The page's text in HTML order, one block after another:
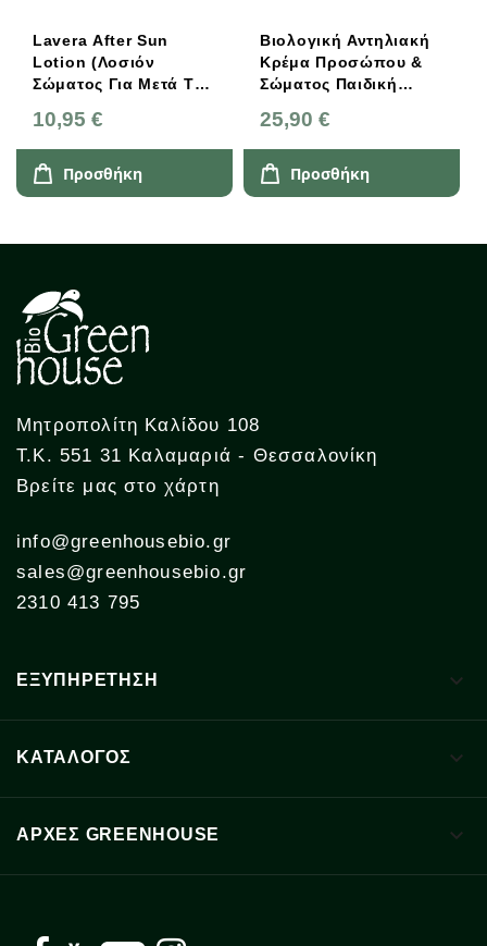
Lavera After Sun
Lotion (Λοσιόν
Σώματος Για Μετά Την
200ml
10,95 €
Προσθήκη
Βιολογική Αντηλιακή
Κρέμα Προσώπου &
Σώματος Παιδική
Algamaris,
Laboratoires De
Biarritz
25,90 €
Προσθήκη
Μητροπολίτη Καλίδου 108
Τ.Κ. 551 31 Καλαμαριά - Θεσσαλονίκη
Βρείτε μας στο χάρτη
info@greenhousebio.gr
sales@greenhousebio.gr
2310 413 795
ΕΞΥΠΗΡΕΤΗΣΗ 
ΚΑΤΑΛΟΓΟΣ 
ΑΡΧΈΣ GREENHOUSE 